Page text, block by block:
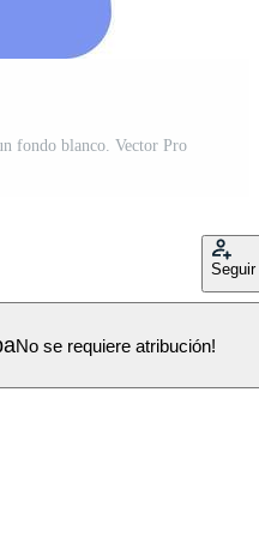
fondo blanco. Vector Pro
Seguir
No se requiere atribución!